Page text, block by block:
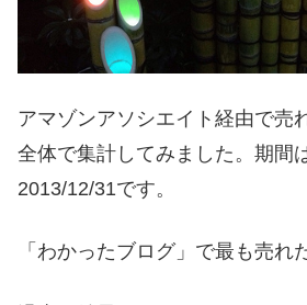
アマゾンアソシエイト経由で売
全体で集計してみました。期間
2013/12/31です。
「わかったブログ」で最も売れ